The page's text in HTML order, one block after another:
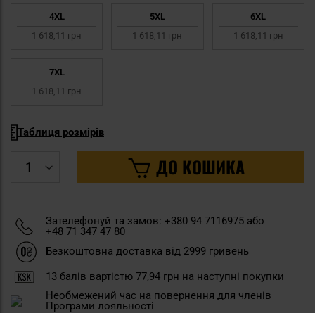
4XL
1 618,11 грн
5XL
1 618,11 грн
6XL
1 618,11 грн
7XL
1 618,11 грн
Таблиця розмірів
ДО КОШИКА
Зателефонуй та замов: +380 94 7116975 або
+48 71 347 47 80
Безкоштовна доставка від 2999 гривень
13 балів вартістю 77,94 грн на наступні покупки
Необмежений час на повернення для членів
Програми лояльності